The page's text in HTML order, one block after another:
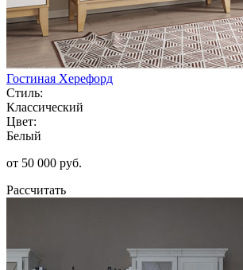
Гостиная Херефорд
Стиль:
Классический
Цвет:
Белый
от 50 000 руб.
Рассчитать